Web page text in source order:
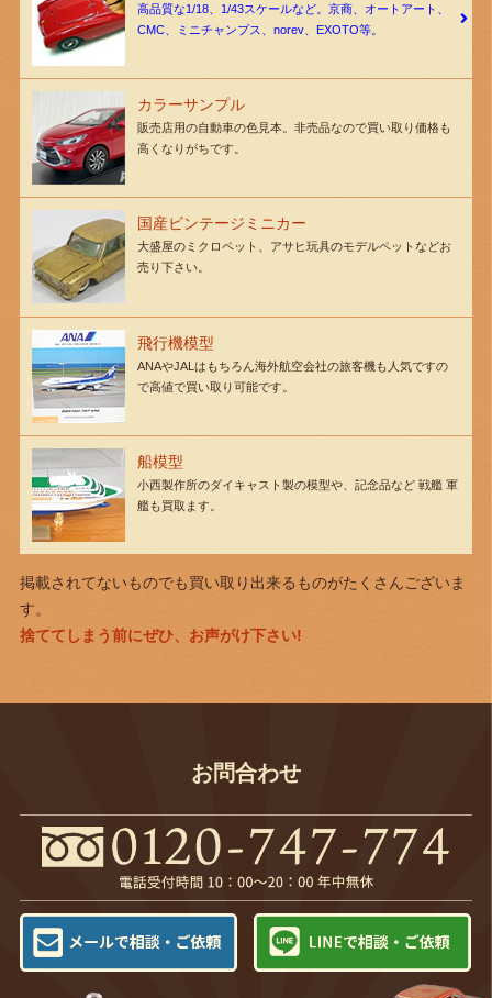
高品質な1/18、1/43スケールなど。京商、オートアート、
CMC、ミニチャンプス、norev、EXOTO等。
カラーサンプル
販売店用の自動車の色見本。非売品なので買い取り価格も
高くなりがちです。
国産ビンテージミニカー
大盛屋のミクロペット、アサヒ玩具のモデルペットなどお
売り下さい。
飛行機模型
ANAやJALはもちろん海外航空会社の旅客機も人気ですの
で高値で買い取り可能です。
船模型
小西製作所のダイキャスト製の模型や、記念品など 戦艦 軍
艦も買取ます。
掲載されてないものでも買い取り出来るものがたくさんございま
す。
捨ててしまう前にぜひ、お声がけ下さい!
お問合わせ